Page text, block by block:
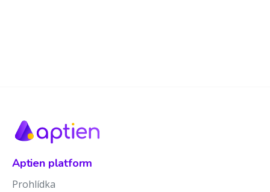
Aptien platform
Prohlídka